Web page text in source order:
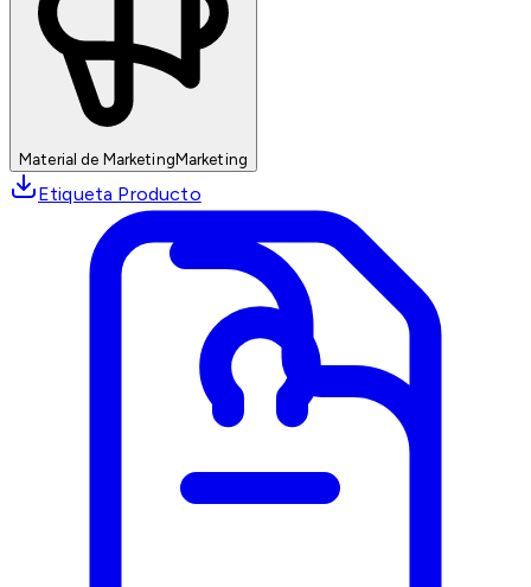
Material de MarketingMarketing
Etiqueta Producto